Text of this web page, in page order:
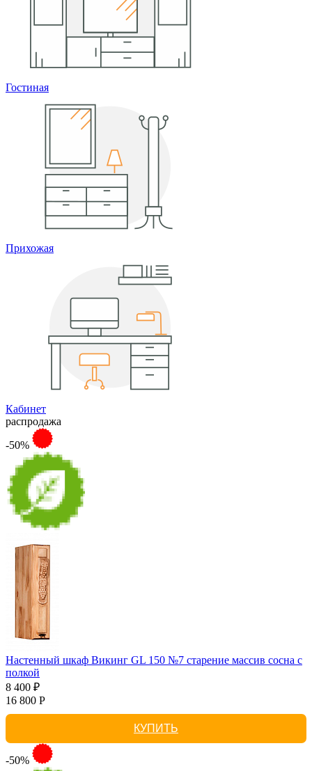
Гостиная
Прихожая
Кабинет
распродажа
-50%
Настенный шкаф Викинг GL 150 №7 старение массив сосна с
полкой
8 400 ₽
16 800 Р
КУПИТЬ
-50%